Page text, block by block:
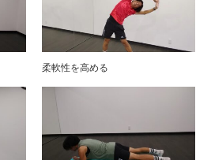
柔軟性を高める